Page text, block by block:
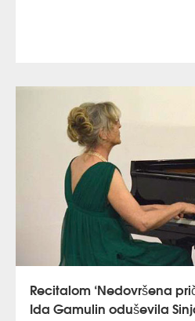
Recitalom ‘Nedovršena
Ida Gamulin oduševila